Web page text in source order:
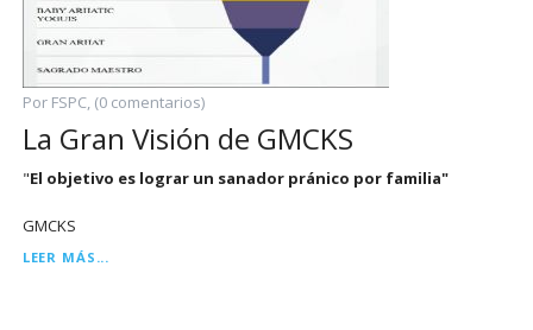
Por FSPC, (0 comentarios)
La Gran Visión de GMCKS
"El objetivo es lograr un sanador pránico por familia"
GMCKS
LEER MÁS...